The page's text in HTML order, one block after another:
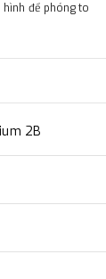
để phóng to
2B